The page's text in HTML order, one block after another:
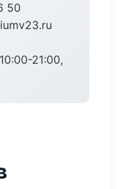
50
21:00,